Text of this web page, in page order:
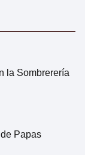
la Sombrerería
Papas